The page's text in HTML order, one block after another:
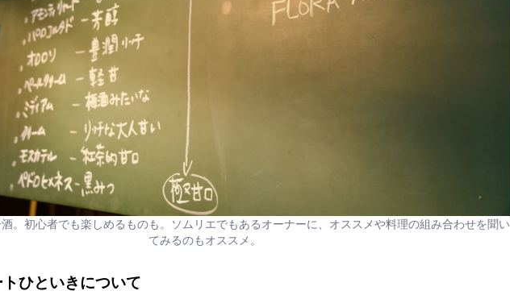
。初心者でも楽しめるものも。ソムリエでもあるオーナーに、オススメや料理の組み合わせを聞い
てみるのもオススメ。
ひといきについて